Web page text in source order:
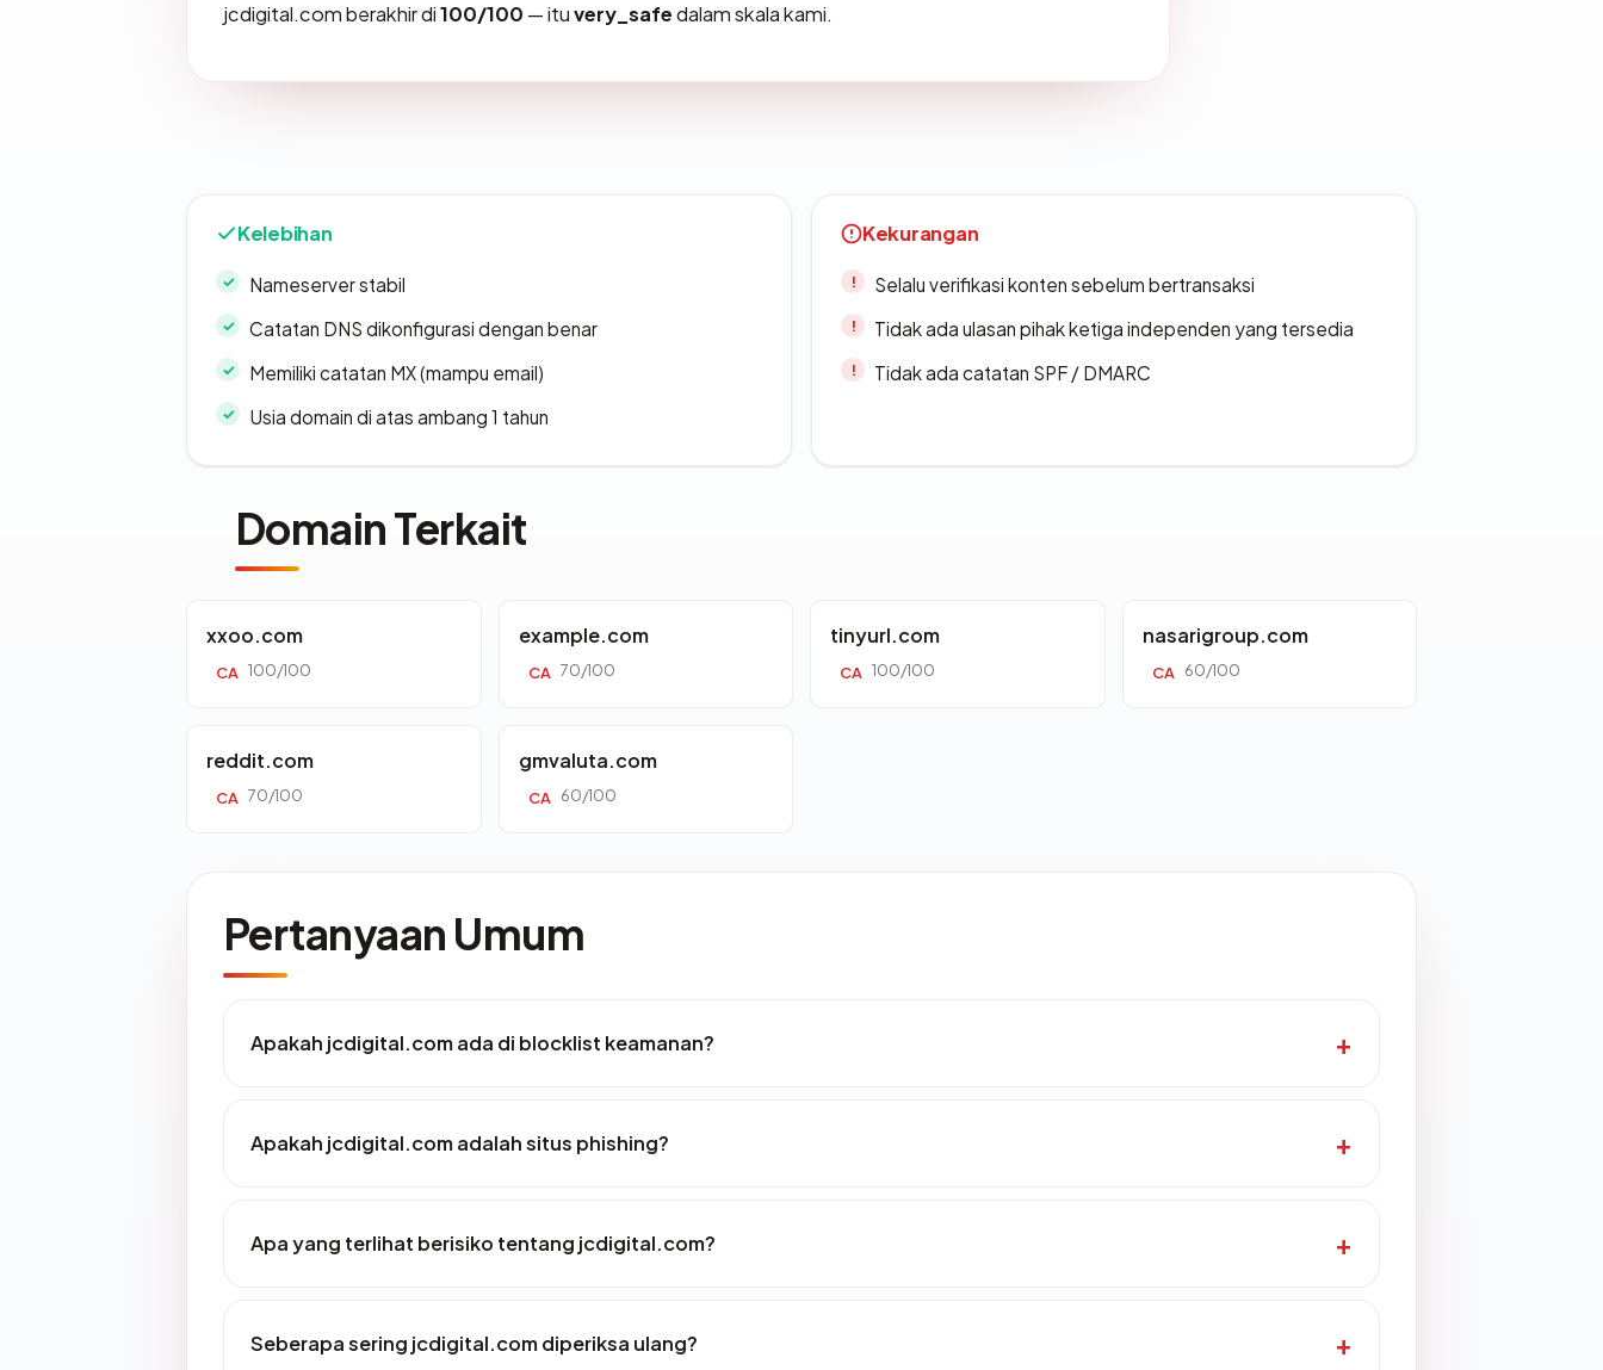
jcdigital.com berakhir di100/100 — ituvery_safedalam skala kami.
Kelebihan
Nameserver stabil
Catatan DNS dikonfigurasi dengan benar
Memiliki catatan MX (mampu email)
Usia domain di atas ambang 1 tahun
Kekurangan
Selalu verifikasi konten sebelum bertransaksi
Tidak ada ulasan pihak ketiga independen yang tersedia
Tidak ada catatan SPF / DMARC
Domain Terkait
xxoo.com
CA 100/100
example.com
CA 70/100
tinyurl.com
CA 100/100
nasarigroup.com
CA 60/100
reddit.com
CA 70/100
gmvaluta.com
CA 60/100
Pertanyaan Umum
Apakah jcdigital.com ada di blocklist keamanan?
Apakah jcdigital.com adalah situs phishing?
Apa yang terlihat berisiko tentang jcdigital.com?
Seberapa sering jcdigital.com diperiksa ulang?